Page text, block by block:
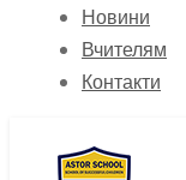
Новини
Вчителям
Контакти